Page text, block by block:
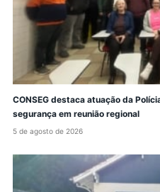
CONSEG destaca atuação da
segurança em reunião regional
5 de agosto de 2026